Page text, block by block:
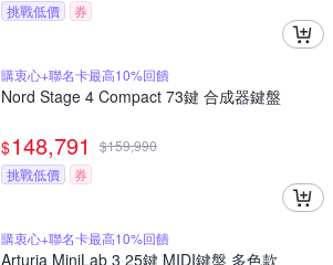
挑戰低價 券
購衷心+聯名卡最高10%回饋
Nord Stage 4 Compact 73鍵 合成器鍵盤
$148,791 $159,990
挑戰低價
券
購衷心+聯名卡最高10%回饋
Arturia MiniLab 3 25鍵 MIDI鍵盤 多色款